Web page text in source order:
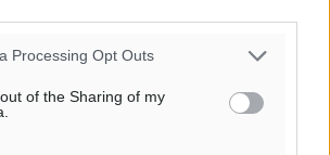
Processing Opt Outs
of the Sharing of my